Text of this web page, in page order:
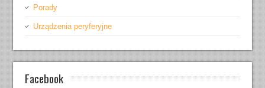
Porady
Urządzenia peryferyjne
Facebook